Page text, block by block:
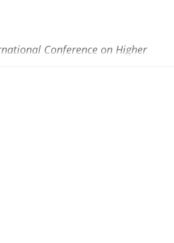
Conference on Higher